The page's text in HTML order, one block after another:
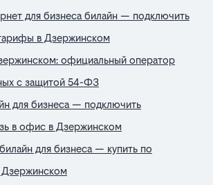
для бизнеса билайн — подключить
в Дзержинском
официальный оператор
с защитой 54-ФЗ
для бизнеса — подключить
в офис в Дзержинском
для бизнеса — купить по
Дзержинском